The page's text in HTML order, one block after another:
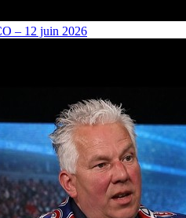
– 12 juin 2026